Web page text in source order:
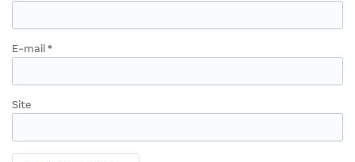
E-mail *
Site